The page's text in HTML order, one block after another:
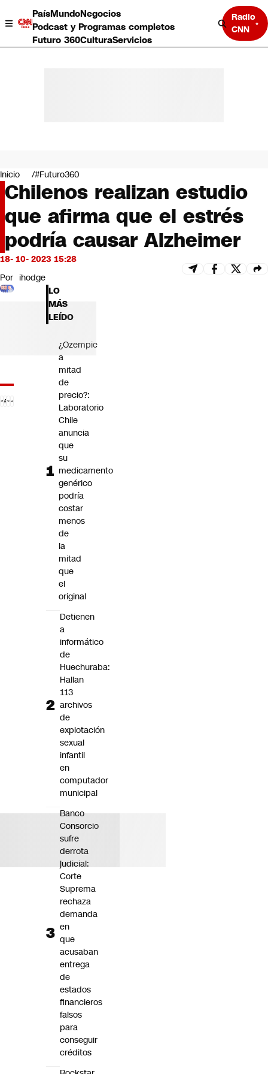
PaísMundoNegocios
Podcast y Programas completos
Futuro 360CulturaServicios
Radio
CNN
Negocios
Deportes
Programas completos
Cultura
Servicios
Bits
CNN tiempo
Futuro 360
Opinión
Inicio #Futuro360
Chilenos realizan estudio
que afirma que el estrés
podría causar Alzheimer
18- 10- 2023 15:28
Por ihodge
LO
MÁS
LEÍDO
¿Ozempic
a
mitad
de
precio?:
Laboratorio
Chile
anuncia
que
su
medicamento
genérico
podría
costar
menos
de
la
mitad
que
el
original
Detienen
a
informático
de
Huechuraba:
Hallan
113
archivos
de
explotación
sexual
infantil
en
computador
municipal
Banco
Consorcio
sufre
derrota
judicial:
Corte
Suprema
rechaza
demanda
en
que
acusaban
entrega
de
estados
financieros
falsos
para
conseguir
créditos